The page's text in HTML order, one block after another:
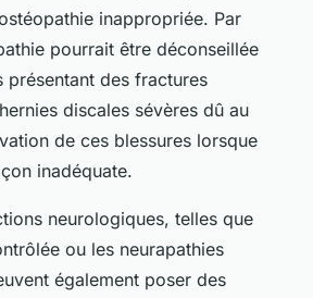
inappropriée. Par
pourrait être déconseillée
présentant des fractures
discales sévères dû au
de ces blessures lorsque
inadéquate.
neurologiques, telles que
ou les neurapathies
également poser des